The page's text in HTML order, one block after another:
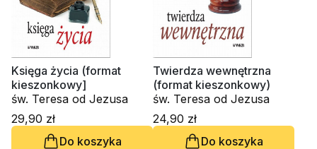
Księga życia (format
kieszonkowy]
św. Teresa od Jezusa
29,90 zł
Do koszyka
Twierdza wewnętrzna
(format kieszonkowy)
św. Teresa od Jezusa
24,90 zł
Do koszyka